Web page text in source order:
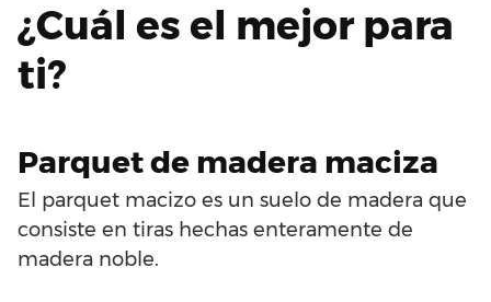
¿Cuál es el mejor para
ti?
Parquet de madera maciza
El parquet macizo es un suelo de madera que
consiste en tiras hechas enteramente de
madera noble.